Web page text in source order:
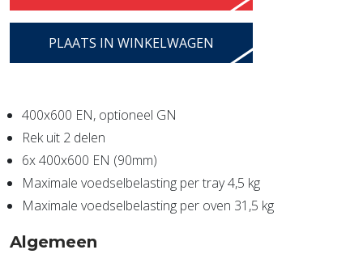
PLAATS IN WINKELWAGEN
400x600 EN, optioneel GN
Rek uit 2 delen
6x 400x600 EN (90mm)
Maximale voedselbelasting per tray 4,5 kg
Maximale voedselbelasting per oven 31,5 kg
Algemeen